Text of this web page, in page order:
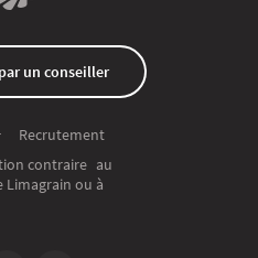
un conseiller
Recrutement
contraire au
Limagrain ou à